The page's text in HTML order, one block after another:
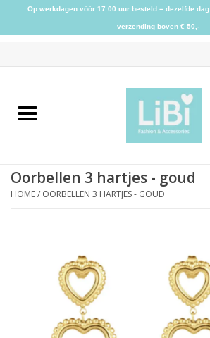
Home
Kleding
Oorbellen 3 hartjes - goud
HOME/ OORBELLEN 3 HARTJES - GOUD
Op werkdagen vóór 17:00 uur besteld = dezelfde
verzending boven € 50,-